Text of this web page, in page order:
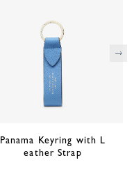
Panama Keyring with L
eather Strap
次